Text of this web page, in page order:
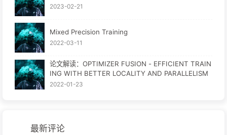
2023-02-21
Mixed Precision Training
2022-03-11
论文解读：OPTIMIZER FUSION - EFFICIENT TRAIN
ING WITH BETTER LOCALITY AND PARALLELISM
2022-01-23
最新评论